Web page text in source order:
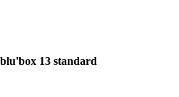
blu'box 13 standard